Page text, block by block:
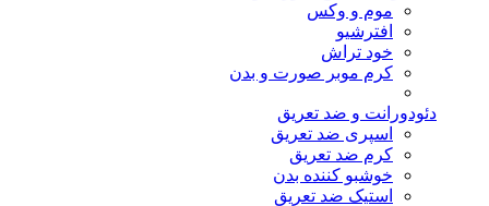
موم و وکس
افترشیو
خود تراش
کرم موبر صورت و بدن
دئودورانت و ضد تعریق
اسپری ضد تعریق
کرم ضد تعریق
خوشبو کننده بدن
استیک ضد تعریق